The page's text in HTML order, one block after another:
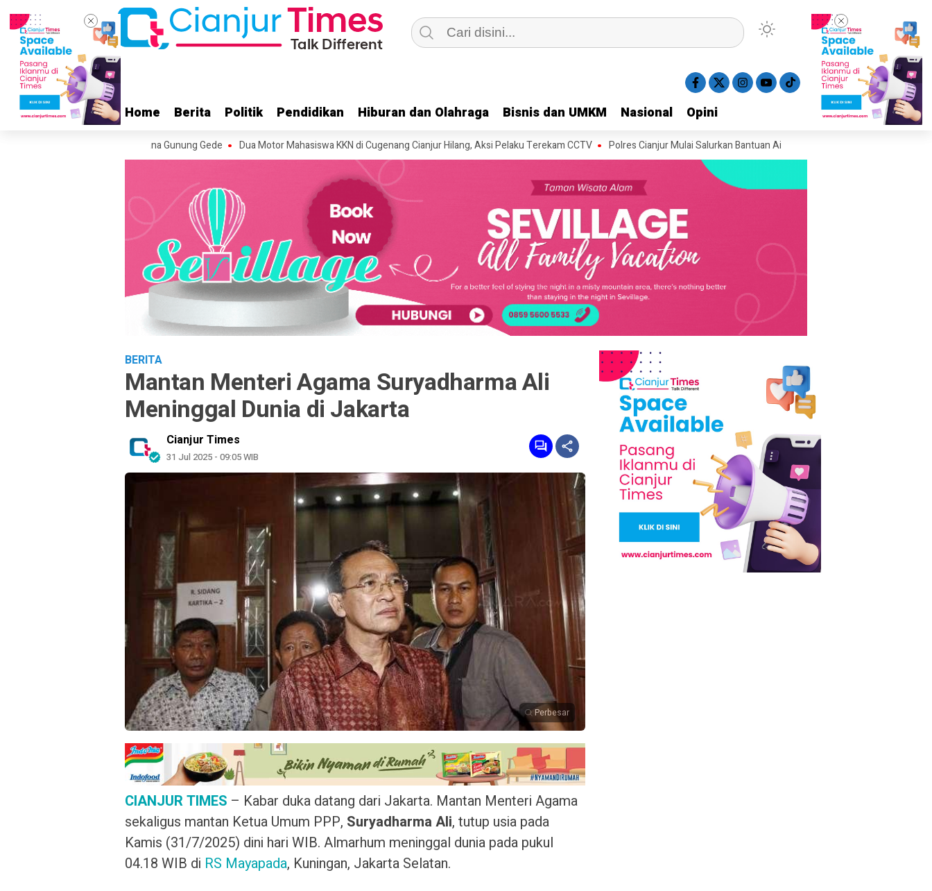
Home Berita Politik Pendidikan Hiburan dan Olahraga Bisnis dan UMKM Nasional Opini
Home Berita Politik Pendidikan Hiburan dan Olahraga Bisnis dan UMKM Nasional Opini
Alun-alun Suryakancana Gunung Gede Dua Motor Mahasiswa KKN di Cugenang Cianjur Hilang, Aksi Pelaku Terekam CCTV Polres Cianjur Mulai Salurkan Bantuan Air Bersih ke Wilayah Terdampak Kekeringan di
BERITA
Mantan Menteri Agama Suryadharma Ali
Meninggal Dunia di Jakarta
Cianjur Times
31 Jul 2025 - 09:05 WIB
Perbesar
CIANJUR TIMES – Kabar duka datang dari Jakarta. Mantan Menteri Agama
sekaligus mantan Ketua Umum PPP, Suryadharma Ali, tutup usia pada
Kamis (31/7/2025) dini hari WIB. Almarhum meninggal dunia pada pukul
04.18 WIB di RS Mayapada, Kuningan, Jakarta Selatan.